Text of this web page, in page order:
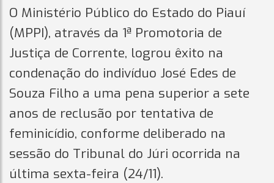
O Ministério Público do Estado do Piauí
(MPPI), através da 1ª Promotoria de
Justiça de Corrente, logrou êxito na
condenação do indivíduo José Edes de
Souza Filho a uma pena superior a sete
anos de reclusão por tentativa de
feminicídio, conforme deliberado na
sessão do Tribunal do Júri ocorrida na
última sexta-feira (24/11).